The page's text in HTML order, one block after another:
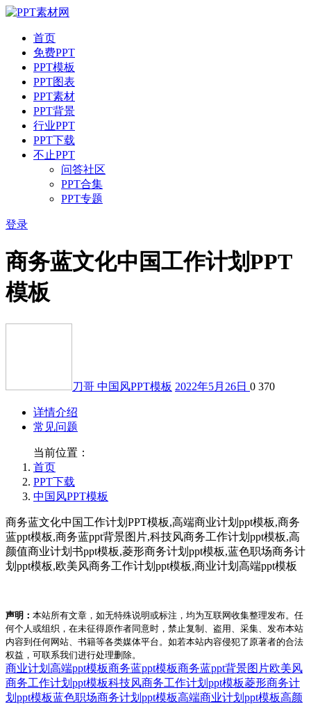
首页
免费PPT
PPT模板
PPT图表
PPT素材
PPT背景
行业PPT
PPT下载
不止PPT
问答社区
PPT合集
PPT专题
登录
商务蓝文化中国工作计划PPT
模板
刀哥 中国风PPT模板 2022年5月26日 0 370
详情介绍
常见问题
当前位置：
首页
PPT下载
中国风PPT模板
商务蓝文化中国工作计划PPT模板,高端商业计划ppt模板,商务
蓝ppt模板,商务蓝ppt背景图片,科技风商务工作计划ppt模板,高
颜值商业计划书ppt模板,菱形商务计划ppt模板,蓝色职场商务计
划ppt模板,欧美风商务工作计划ppt模板,商业计划高端ppt模板
声明： 本站所有文章，如无特殊说明或标注，均为互联网收集整理发布。任
何个人或组织，在未征得原作者同意时，禁止复制、盗用、采集、发布本站
内容到任何网站、书籍等各类媒体平台。如若本站内容侵犯了原著者的合法
权益，可联系我们进行处理删除。
商业计划高端ppt模板商务蓝ppt模板商务蓝ppt背景图片欧美风
商务工作计划ppt模板科技风商务工作计划ppt模板菱形商务计
划ppt模板蓝色职场商务计划ppt模板高端商业计划ppt模板高颜